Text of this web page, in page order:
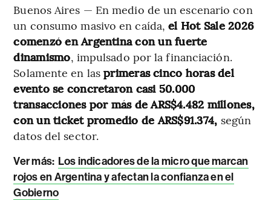
Buenos Aires — En medio de un escenario con
un consumo masivo en caída,el Hot Sale 2026
comenzó en Argentina con un fuerte
dinamismo, impulsado por la financiación.
Solamente en lasprimeras cinco horas del
evento se concretaron casi 50.000
transacciones por más de ARS$4.482 millones,
con un ticket promedio de ARS$91.374, según
datos del sector.
Ver más: Los indicadores de la micro que marcan
rojos en Argentina y afectan la confianza en el
Gobierno